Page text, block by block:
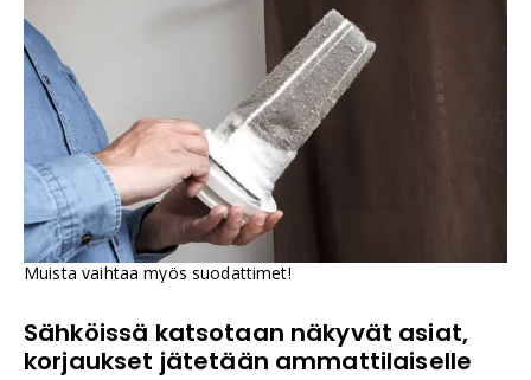
Muista vaihtaa myös suodattimet!
Sähköissä katsotaan näkyvät asiat,
korjaukset jätetään ammattilaiselle